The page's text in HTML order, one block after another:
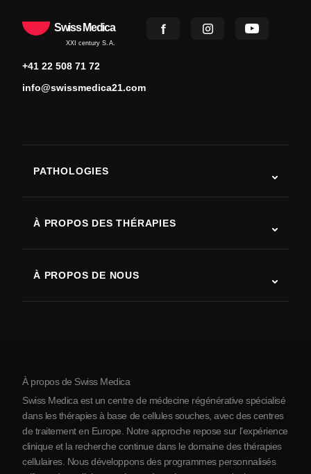
Swiss Medica
XXI century S.A.
+41 22 508 71 72
info@swissmedica21.com
PATHOLOGIES
Maladie de Parkinson
Arthrite
À PROPOS DES THÉRAPIES
À PROPOS DE NOUS
À propos de la Serbie
Partenariats
Contact
À propos de Swiss Medica
Swiss Medica est un centre de médecine régénérative spécialisé
dans les thérapies à base de cellules souches, avec des centres
de traitement en Europe. Notre approche repose sur l’expérience
clinique et la recherche continue dans le domaine des thérapies
cellulaires. Nous développons des programmes personnalisés